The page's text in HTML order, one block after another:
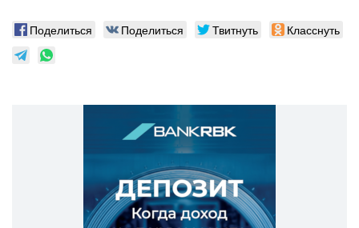
Поделиться Поделиться Твитнуть Класснуть